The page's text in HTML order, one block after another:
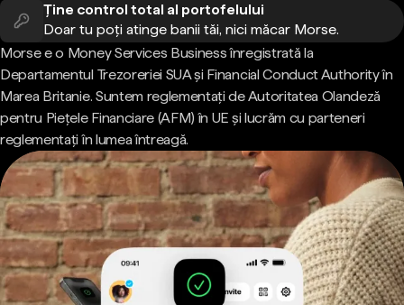
Ține control total al portofelului
Doar tu poți atinge banii tăi, nici măcar Morse.
Morse e o Money Services Business înregistrată la
Departamentul Trezoreriei SUA și Financial Conduct Authority în
Marea Britanie. Suntem reglementați de Autoritatea Olandeză
pentru Piețele Financiare (AFM) în UE și lucrăm cu parteneri
reglementați în lumea întreagă.